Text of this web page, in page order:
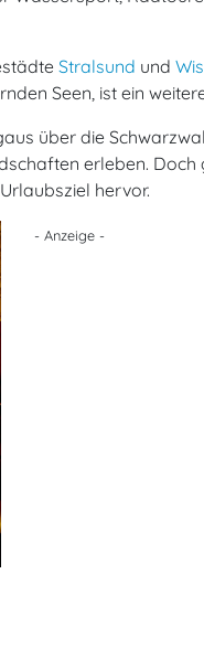
Stralsund und
Seen, ist ein
über die
erleben.
hervor.
- Anzeige -